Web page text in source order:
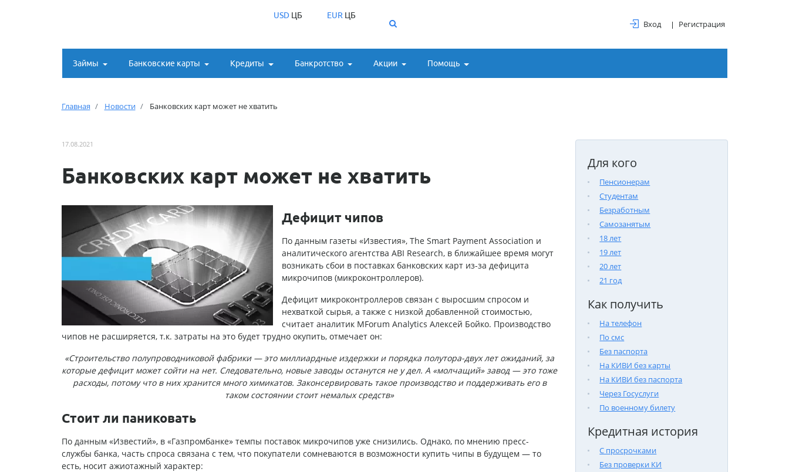
USDЦБ EUR ЦБ
Вход Регистрация
Займы Банковские карты Кредиты Банкротство Акции Помощь
Главная Новости Банковских карт может не хватить
Для кого
Пенсионерам
Студентам
Безработным
Самозанятым
18 лет
19 лет
20 лет
21 год
Как получить
На телефон
По смс
Без паспорта
На КИВИ без карты
На КИВИ без паспорта
Через Госуслуги
По военному билету
Кредитная история
С просрочками
Без проверки КИ
17.08.2021
Банковских карт может не хватить
Дефицит чипов
По данным газеты «Известия», The Smart Payment Association и
аналитического агентства ABI Research, в ближайшее время могут
возникать сбои в поставках банковских карт из-за дефицита
микрочипов (микроконтроллеров).
Дефицит микроконтроллеров связан с выросшим спросом и
нехваткой сырья, а также с низкой добавленной стоимостью,
считает аналитик MForum Analytics Алексей Бойко. Производство
чипов не расширяется, т.к. затраты на это будет трудно окупить, отмечает он:
«Строительство полупроводниковой фабрики — это миллиардные издержки и порядка полутора-двух лет ожиданий, за
которые дефицит может сойти на нет. Следовательно, новые заводы останутся не у дел. А «молчащий» завод — это тоже
расходы, потому что в них хранится много химикатов. Законсервировать такое производство и поддерживать его в
таком состоянии стоит немалых средств»
Стоит ли паниковать
По данным «Известий», в «Газпромбанке» темпы поставок микрочипов уже снизились. Однако, по мнению пресс-
службы банка, часть спроса связана с тем, что покупатели сомневаются в возможности купить чипы в будущем — то
есть, носит ажиотажный характер: